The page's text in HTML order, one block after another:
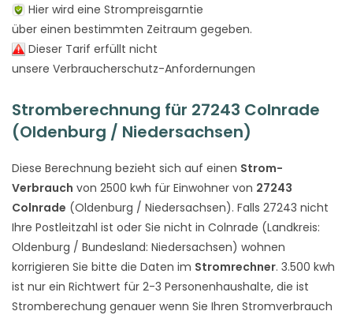
Hier wird eine Strompreisgarntie
über einen bestimmten Zeitraum gegeben.
Dieser Tarif erfüllt nicht
unsere Verbraucherschutz-Anfordernungen
Stromberechnung für 27243 Colnrade
(Oldenburg / Niedersachsen)
Diese Berechnung bezieht sich auf einen Strom-
Verbrauch von 2500 kwh für Einwohner von 27243
Colnrade (Oldenburg / Niedersachsen). Falls 27243 nicht
Ihre Postleitzahl ist oder Sie nicht in Colnrade (Landkreis:
Oldenburg / Bundesland: Niedersachsen) wohnen
korrigieren Sie bitte die Daten im Stromrechner. 3.500 kwh
ist nur ein Richtwert für 2-3 Personenhaushalte, die ist
Stromberechung genauer wenn Sie Ihren Stromverbrauch